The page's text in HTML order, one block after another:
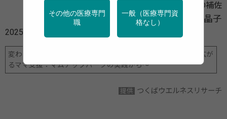
戦略的イノベーション創造プログラム（SIP）PD補佐
塚尾 晶子
2025年11月14日
変わる「母子保健」と、求められる「産業保健」～職場から広が
るママ支援：マムアップパークの実践から～
提供 つくばウエルネスリサーチ
その他の医療専門
職
一般（医療専門資
格なし）